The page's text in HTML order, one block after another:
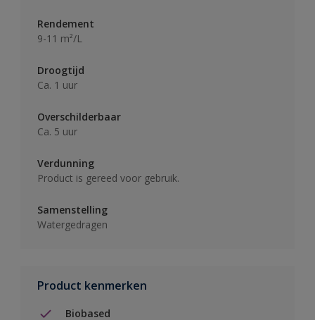
Rendement
9-11 m²/L
Droogtijd
Ca. 1 uur
Overschilderbaar
Ca. 5 uur
Verdunning
Product is gereed voor gebruik.
Samenstelling
Watergedragen
Product kenmerken
Biobased